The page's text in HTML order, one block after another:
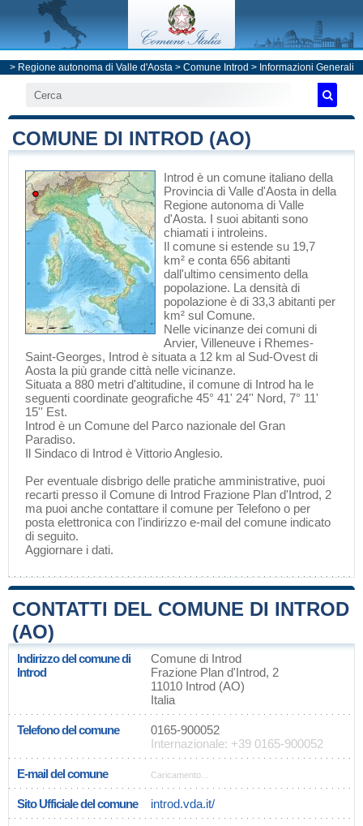
> Regione autonoma di Valle d'Aosta> Comune Introd > Informazioni Generali
COMUNE DI INTROD (AO)
Introd è un comune italiano della
Provincia di Valle d'Aosta in della
Regione autonoma di Valle
d'Aosta. I suoi abitanti sono
chiamati i introleins.
Il comune si estende su 19,7
km² e conta 656 abitanti
dall'ultimo censimento della
popolazione. La densità di
popolazione è di 33,3 abitanti per
km² sul Comune.
Nelle vicinanze dei comuni di
Arvier, Villeneuve i Rhemes-
Saint-Georges, Introd è situata a 12 km al Sud-Ovest di
Aosta la più grande città nelle vicinanze.
Situata a 880 metri d'altitudine, il comune di Introd ha le
seguenti coordinate geografiche 45° 41' 24'' Nord, 7° 11'
15'' Est.
Introd è un Comune del Parco nazionale del Gran
Paradiso.
Il Sindaco di Introd è Vittorio Anglesio.
Per eventuale disbrigo delle pratiche amministrative, puoi
recarti presso il Comune di Introd Frazione Plan d'Introd, 2
ma puoi anche contattare il comune per Telefono o per
posta elettronica con l'indirizzo e-mail del comune indicato
di seguito.
Aggiornare i dati.
CONTATTI DEL COMUNE DI INTROD
(AO)
Indirizzo del comune di
Introd
Comune di Introd
Frazione Plan d'Introd, 2
11010 Introd (AO)
Italia
Telefono del comune
0165-900052
Internazionale: +39 0165-900052
E-mail del comune Caricamento...
Sito Ufficiale del comune introd.vda.it/